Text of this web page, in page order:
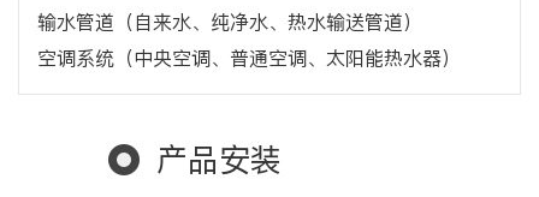
输水管道（自来水、纯净水、热水输送管道）
空调系统（中央空调、普通空调、太阳能热水器）
产品安装